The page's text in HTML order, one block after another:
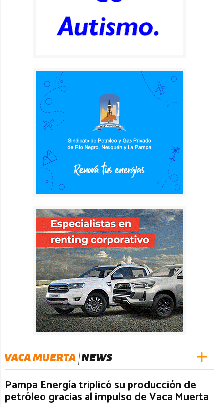
Pampa Energía triplicó su producción de
petróleo gracias al impulso de Vaca Muerta